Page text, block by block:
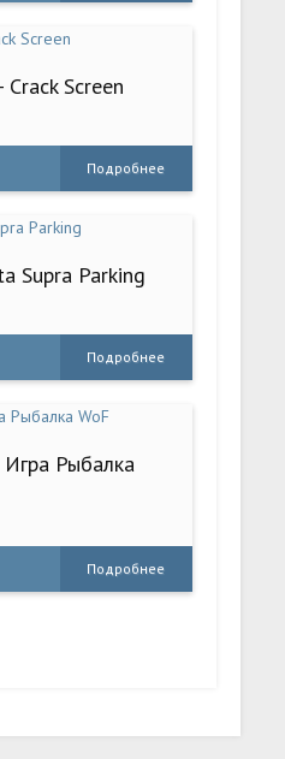
Crack Screen
Подробнее
Supra Parking
Подробнее
Рыбалка
Подробнее